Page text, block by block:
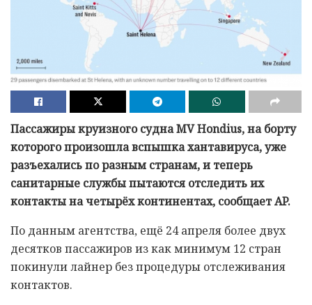
Пассажиры круизного судна MV Hondius, на борту
которого произошла вспышка хантавируса, уже
разъехались по разным странам, и теперь
санитарные службы пытаются отследить их
контакты на четырёх континентах, сообщает AP.
По данным агентства, ещё 24 апреля более двух
десятков пассажиров из как минимум 12 стран
покинули лайнер без процедуры отслеживания
контактов.